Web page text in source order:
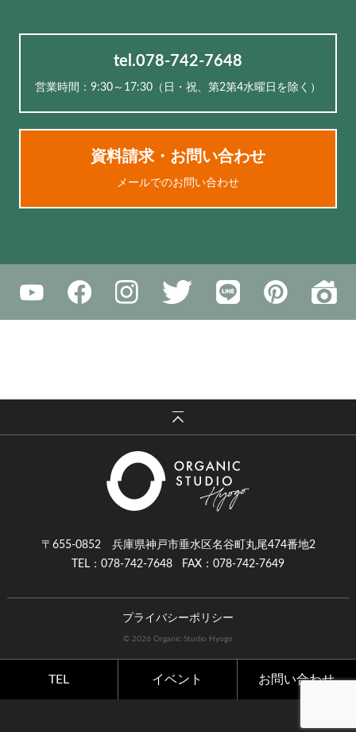
tel.078-742-7648
営業時間：9:30～17:30（⽇・祝、第2第4水曜日を除く）
資料請求・お問い合わせ
メールでのお問い合わせ
〒655-0852 兵庫県神戸市垂水区名谷町丸尾474番地2
TEL：078-742-7648
FAX：078-742-7649
プライバシーポリシー
© 2026 Organic Studio Hyogo
TEL イベント お問い合わせ